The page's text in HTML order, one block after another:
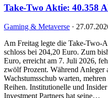
Take-Two Aktie: 40.358
Gaming & Metaverse ·
Am Freitag legte die Take-Two-
schloss bei 204,20 Euro. Zum
Euro, erreicht am 7. Juli 2026,
zwölf Prozent. Während Anleger
Wachstumsschub warten,
Reihen. Institutionelle und
Investment Partners hat seine…